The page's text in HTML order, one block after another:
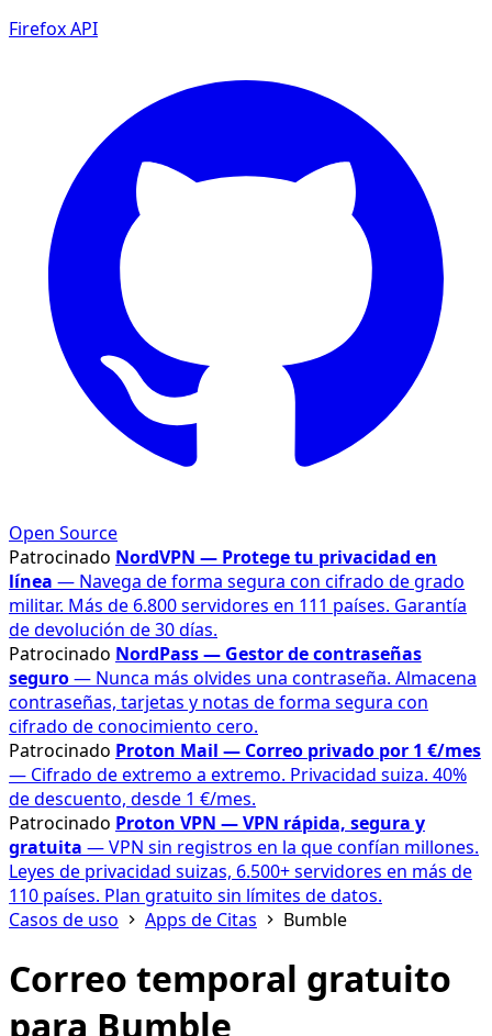
FirefoxAPI
Open Source
Patrocinado NordVPN — Protege tu privacidad en
línea — Navega de forma segura con cifrado de grado
militar. Más de 6.800 servidores en 111 países. Garantía
de devolución de 30 días.
Patrocinado NordPass — Gestor de contraseñas
seguro— Nunca más olvides una contraseña. Almacena
contraseñas, tarjetas y notas de forma segura con
cifrado de conocimiento cero.
Patrocinado Proton Mail — Correo privado por 1 €/mes
— Cifrado de extremo a extremo. Privacidad suiza. 40%
de descuento, desde 1 €/mes.
Patrocinado Proton VPN — VPN rápida, segura y
gratuita — VPN sin registros en la que confían millones.
Leyes de privacidad suizas, 6.500+ servidores en más de
110 países. Plan gratuito sin límites de datos.
Casos de uso
Apps de Citas Bumble
Correo temporal gratuito
para Bumble